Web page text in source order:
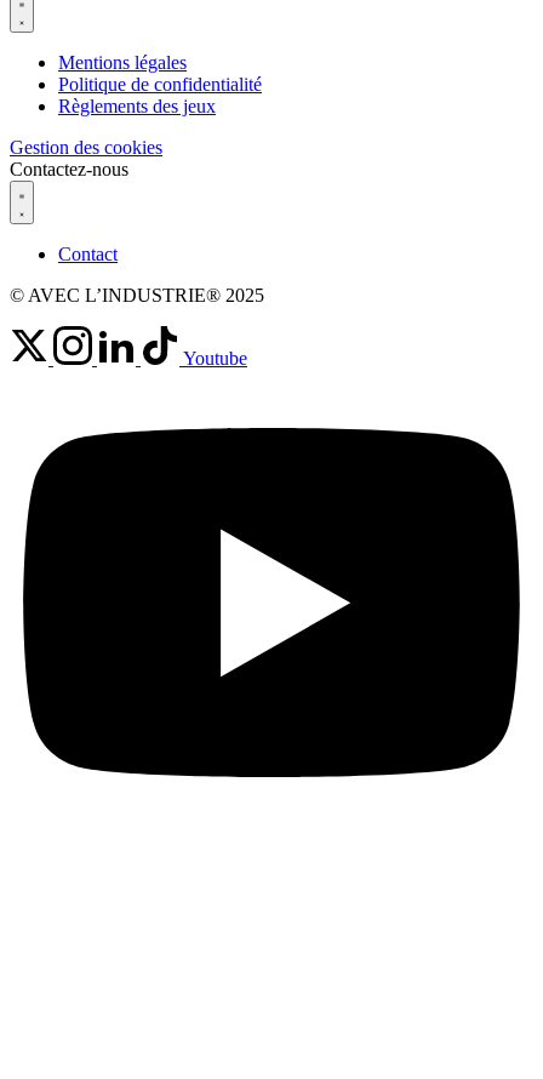
Mentions légales
Politique de confidentialité
Règlements des jeux
Gestion des cookies
Contactez-nous
Contact
© AVEC L’INDUSTRIE® 2025
Youtube